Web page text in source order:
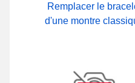
Remplacer le
d'une montre